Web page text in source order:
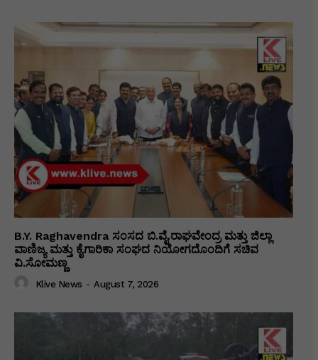
B.Y. Raghavendra ಸಂಸದ ಬಿ.ವೈ.ರಾಘವೇಂದ್ರ ಮತ್ತು ಜಿಲ್ಲಾ
ವಾಣಿಜ್ಯ ಮತ್ತು ಕೈಗಾರಿಕಾ ಸಂಘದ ನಿಯೋಗದೊಂದಿಗೆ ಸಚಿವ
ವಿ‌.ಸೋಮಣ್ಣ
Klive News - August 7, 2026